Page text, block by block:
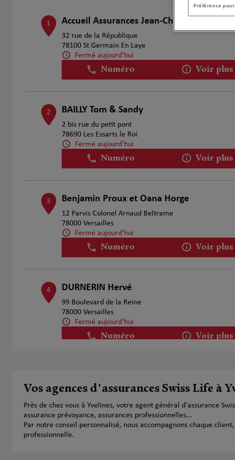
1 Accueil Assurances Jean-Charles Gourio
32 rue de la République
78100 St Germain En Laye
Fermé aujourd'hui
Numéro Voir plus
2 BAILLY Tom & Sandy
2 bis rue du petit pont
78690 Les Essarts le Roi
Fermé aujourd'hui
Numéro Voir plus
3 Benjamin Proux et Oana Horge
12 Parvis Colonel Arnaud Beltrame
78000 Versailles
Fermé aujourd'hui
Numéro Voir plus
4 DURNERIN Hervé
99 Boulevard de la Reine
78000 Versailles
Fermé aujourd'hui
Numéro Voir plus
65 Avenue De La Republique
78500 Sartrouville
Fermé aujourd'hui
Numéro Voir plus
Vos agences d'assurances Swiss Life à
Près de chez vous à Yvelines, votre agent général d'assurance
assurance prévoyance, assurances professionnelles...
Par notre conseil personnalisé, nous accompagnons chaque
professionnelle.
Préférence